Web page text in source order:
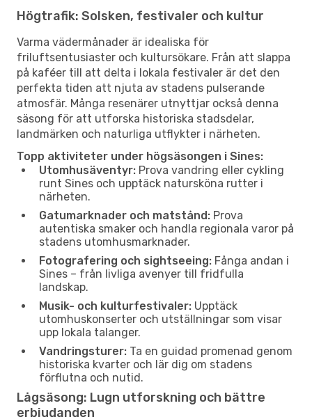
Högtrafik: Solsken, festivaler och kultur
Varma vädermånader är idealiska för
friluftsentusiaster och kultursökare. Från att slappa
på kaféer till att delta i lokala festivaler är det den
perfekta tiden att njuta av stadens pulserande
atmosfär. Många resenärer utnyttjar också denna
säsong för att utforska historiska stadsdelar,
landmärken och naturliga utflykter i närheten.
Topp aktiviteter under högsäsongen i Sines:
Utomhusäventyr: Prova vandring eller cykling
runt Sines och upptäck natursköna rutter i
närheten.
Gatumarknader och matstånd: Prova
autentiska smaker och handla regionala varor på
stadens utomhusmarknader.
Fotografering och sightseeing: Fånga andan i
Sines – från livliga avenyer till fridfulla
landskap.
Musik- och kulturfestivaler: Upptäck
utomhuskonserter och utställningar som visar
upp lokala talanger.
Vandringsturer: Ta en guidad promenad genom
historiska kvarter och lär dig om stadens
förflutna och nutid.
Lågsäsong: Lugn utforskning och bättre
erbjudanden